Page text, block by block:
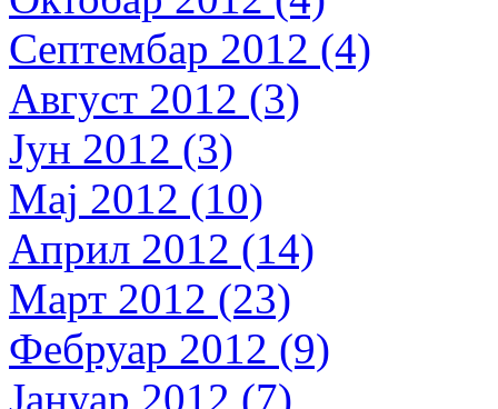
Септембар 2012 (4)
Август 2012 (3)
Јун 2012 (3)
Мај 2012 (10)
Април 2012 (14)
Март 2012 (23)
Фебруар 2012 (9)
Јануар 2012 (7)